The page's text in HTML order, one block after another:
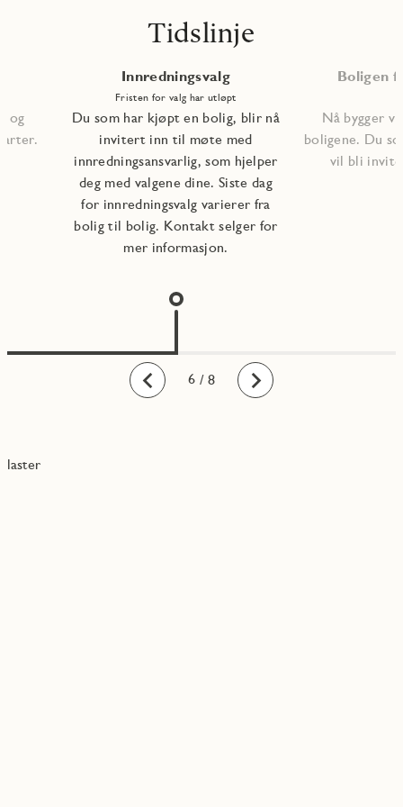
Tidslinje
Bakover
og
Innredningsvalg
Fristen for valg har utløpt
Du som har kjøpt en bolig, blir nå
invitert inn til møte med
innredningsansvarlig, som hjelper
deg med valgene dine. Siste dag
for innredningsvalg varierer fra
bolig til bolig. Kontakt selger for
mer informasjon.
Boligen
Nå bygger
boligene. Du
vil bli
Fremover
1
2
3
4
5
6
7
8 / 8
laster